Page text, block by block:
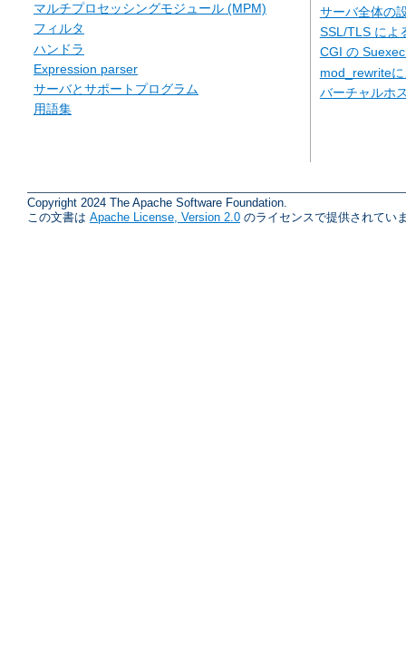
マルチプロセッシングモジュール (MPM)
フィルタ
ハンドラ
Expression parser
サーバとサポートプログラム
用語集
サーバ全体の
SSL/TLS によ
CGI の
mod_rewrite
バーチャルホ
Copyright 2024 The Apache Software Foundation.
この文書は Apache License, Version 2.0 のライセンスで提供されてい